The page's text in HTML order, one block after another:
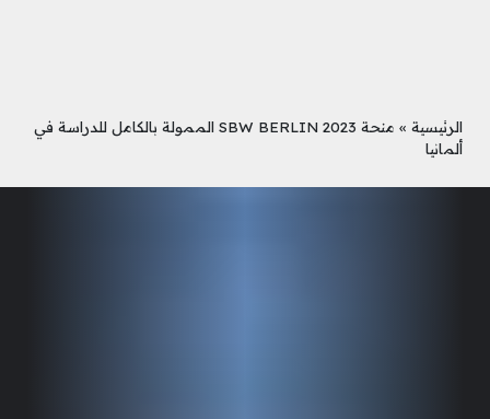
الرئيسية »
منحة SBW BERLIN 2023 الممولة بالكامل للدراسة في
ألمانيا